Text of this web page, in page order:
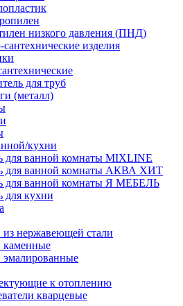
низкого давления (ПНД)
сантехнические изделия
для труб
(металл)
кухни
для ванной комнаты MIXLINE
для ванной комнаты АКВА ХИТ
для ванной комнаты Я МЕБЕЛЬ
для кухни
нержавеющей стали
к отоплению
кварцевые